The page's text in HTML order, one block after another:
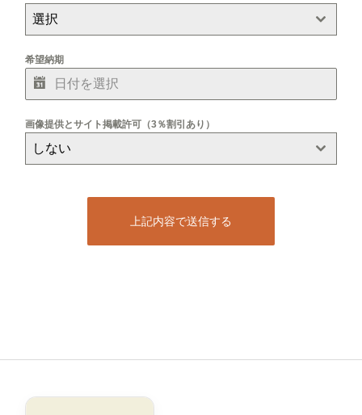
選択
希望納期
画像提供とサイト掲載許可（3％割引あり）
しない
上記内容で送信する